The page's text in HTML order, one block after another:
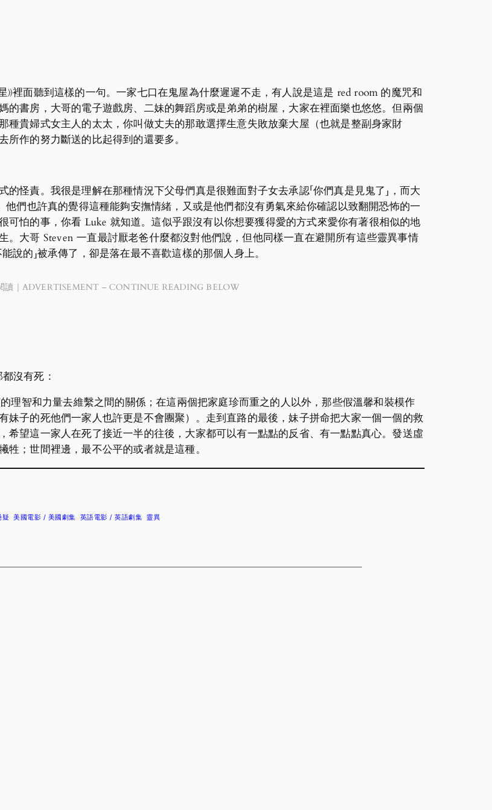
》裡面聽到這樣的一句。一家七口在鬼屋為什麼遲遲不走，有人說是這是 red room 的魔咒和
的書房，大哥的電子遊戲房、二妹的舞蹈房或是弟弟的樹屋，大家在裡面樂也悠悠。但兩個
種貴婦式女主人的太太，你叫做丈夫的那敢選擇生意失敗放棄大屋（也就是整副身家財
作的努力斷送的比起得到的還要多。
怪責。我很是理解在那種情況下父母們真是很難面對子女去承認「你們真是見鬼了」，而大
他們也許真的覺得這種能夠安撫情緒，又或是他們都沒有勇氣來給你確認以致翻開恐怖的一
可怕的事，你看 Luke 就知道。這似乎跟沒有以你想要獲得愛的方式來愛你有著很相似的地
大哥 Steven 一直最討厭老爸什麼都沒對他們說，但他同樣一直在避開所有這些靈異事情
說的」被承傳了，卻是落在最不喜歡這樣的那個人身上。
讀｜ADVERTISEMENT – CONTINUE READING BELOW
沒有死：
理智和力量去維繫之間的關係；在這兩個把家庭珍而重之的人以外，那些假溫馨和裝模作
妹子的死他們一家人也許更是不會團聚）。走到直路的最後，妹子拼命把大家一個一個的救
希望這一家人在死了接近一半的往後，大家都可以有一點點的反省、有一點點真心。發送虛
；世間裡邊，最不公平的或者就是這種。
疑 美國電影 / 美國劇集 英語電影 / 英語劇集 靈異